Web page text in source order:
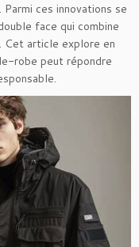
ces innovations se
face qui combine
Cet article explore en
robe peut répondre